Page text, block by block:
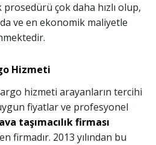
çok daha hızlı olup,
ve en ekonomik maliyetle
Hizmeti
hizmeti arayanların tercihi
fiyatlar ve profesyonel
taşımacılık firması
firmadır. 2013 yılından bu